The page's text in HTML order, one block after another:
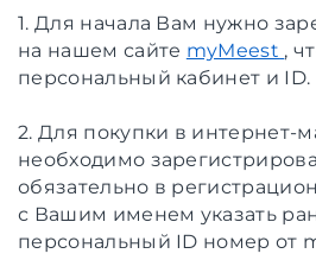
1. Для начала Вам нужно
на нашем сайте myMeest ,
персональный кабинет и ID.
2. Для покупки в интернет-
необходимо
обязательно в
с Вашим именем указать
персональный ID номер от